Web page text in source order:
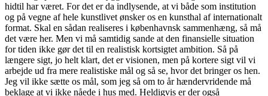
hidtil har været. For det er da indlysende, at vi både som institution
og på vegne af hele kunstlivet ønsker os en kunsthal af internationalt
format. Skal en sådan realiseres i københavnsk sammenhæng, så må
det være her. Men vi må samtidig sande at den finansielle situation
for tiden ikke gør det til en realistisk kortsigtet ambition. Så på
længere sigt, jo helt klart, det er visionen, men på kortere sigt vil vi
arbejde ud fra mere realistiske mål og så se, hvor det bringer os hen.
Jeg vil ikke sætte os mål, som jeg så om to år hændervridende må
beklage at vi ikke nåede i hus med. Heldigvis er der også